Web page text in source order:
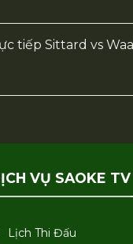
tiếp Sittard vs
VỤ SAOKE TV
Lịch Thi Đấu